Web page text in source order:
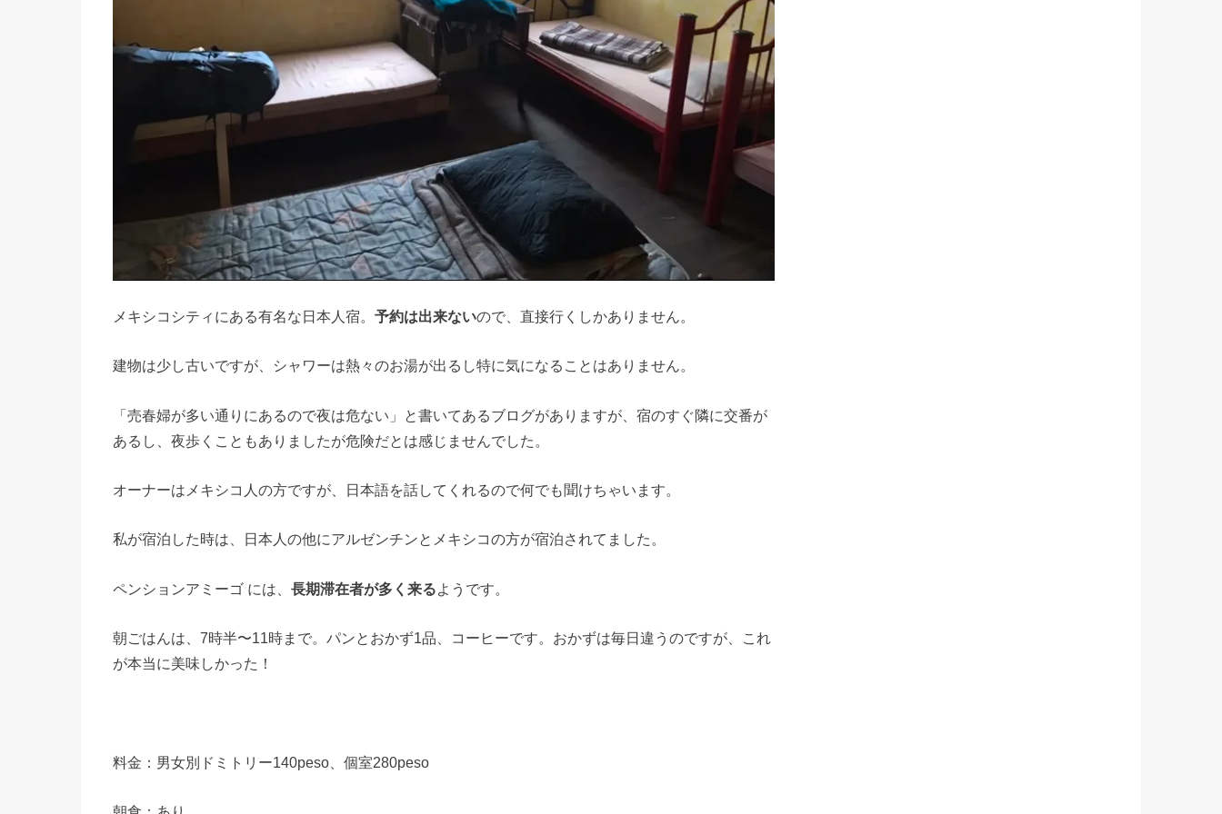
メキシコシティにある有名な日本人宿。 予約は出来ないので、直接行くしかありません。
建物は少し古いですが、シャワーは熱々のお湯が出るし特に気になることはありません。
「売春婦が多い通りにあるので夜は危ない」と書いてあるブログがありますが、宿のすぐ隣に交番が
あるし、夜歩くこともありましたが危険だとは感じませんでした。
オーナーはメキシコ人の方ですが、日本語を話してくれるので何でも聞けちゃいます。
私が宿泊した時は、日本人の他にアルゼンチンとメキシコの方が宿泊されてました。
ペンションアミーゴ には、 長期滞在者が多く来るようです。
朝ごはんは、7時半〜11時まで。パンとおかず1品、コーヒーです。おかずは毎日違うのですが、これ
が本当に美味しかった！
料金：男女別ドミトリー140peso、個室280peso